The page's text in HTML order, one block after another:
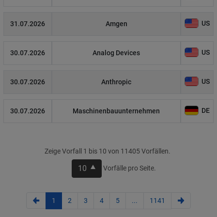
31.07.2026 Amgen US
30.07.2026 Analog Devices US
30.07.2026 Anthropic US
30.07.2026 Maschinenbauunternehmen DE
Zeige Vorfall 1 bis 10 von 11405 Vorfällen.
10 Vorfälle pro Seite.
1 2 3 4 5 ... 1141